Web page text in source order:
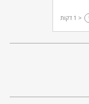
< 1 דקות